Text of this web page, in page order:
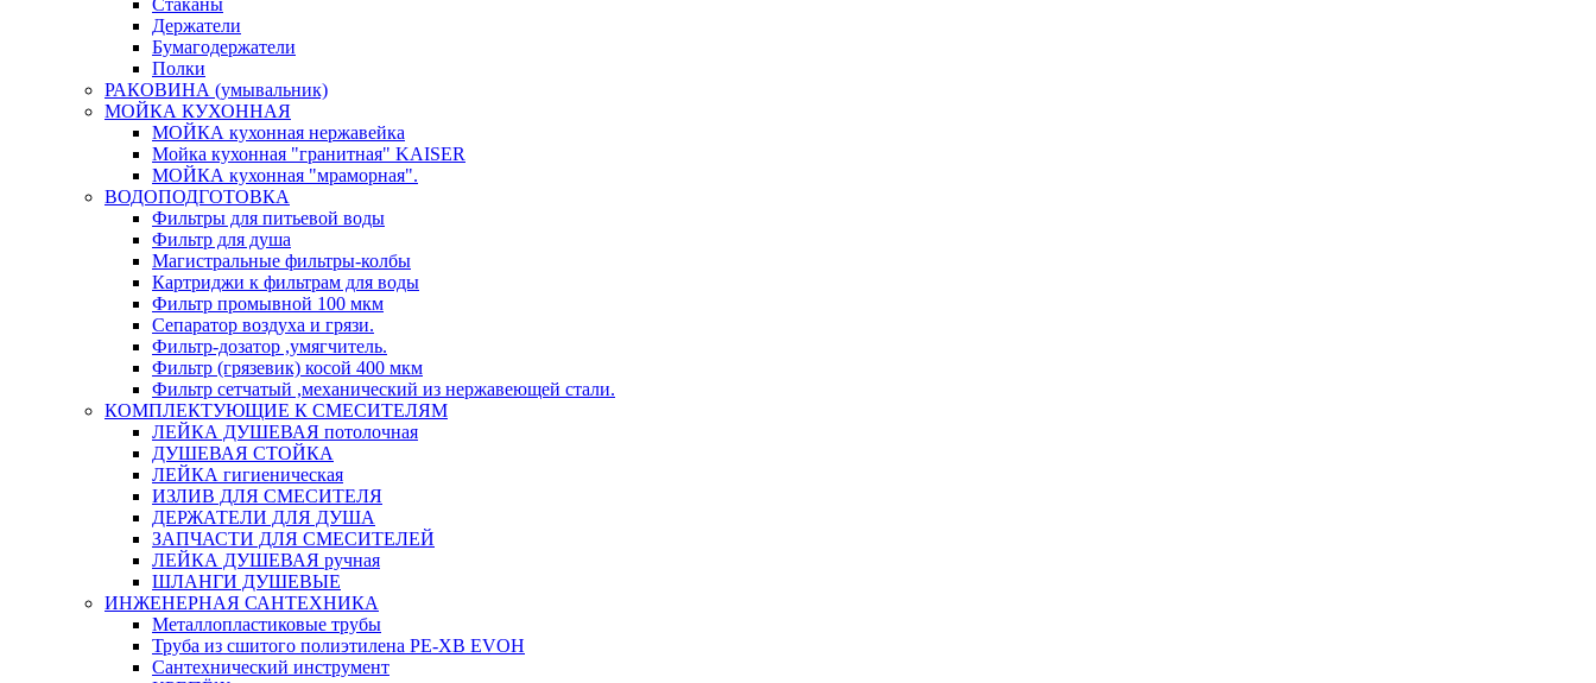
Стаканы
Держатели
Бумагодержатели
Полки
РАКОВИНА (умывальник)
МОЙКА КУХОННАЯ
МОЙКА кухонная нержавейка
Мойка кухонная "гранитная" KAISER
МОЙКА кухонная "мраморная".
ВОДОПОДГОТОВКА
Фильтры для питьевой воды
Фильтр для душа
Магистральные фильтры-колбы
Картриджи к фильтрам для воды
Фильтр промывной 100 мкм
Сепаратор воздуха и грязи.
Фильтр-дозатор ,умягчитель.
Фильтр (грязевик) косой 400 мкм
Фильтр сетчатый ,механический из нержавеющей стали.
КОМПЛЕКТУЮЩИЕ К СМЕСИТЕЛЯМ
ЛЕЙКА ДУШЕВАЯ потолочная
ДУШЕВАЯ СТОЙКА
ЛЕЙКА гигиеническая
ИЗЛИВ ДЛЯ СМЕСИТЕЛЯ
ДЕРЖАТЕЛИ ДЛЯ ДУША
ЗАПЧАСТИ ДЛЯ СМЕСИТЕЛЕЙ
ЛЕЙКА ДУШЕВАЯ ручная
ШЛАНГИ ДУШЕВЫЕ
ИНЖЕНЕРНАЯ САНТЕХНИКА
Металлопластиковые трубы
Труба из сшитого полиэтилена PE-XB EVOH
Сантехнический инструмент